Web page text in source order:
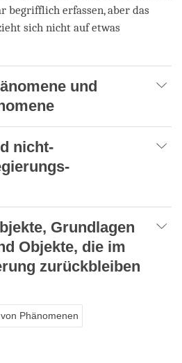
begrifflich erfassen, aber das
sich nicht auf etwas
und
nicht-
Grundlagen
Objekte, die im
zurückbleiben
Phänomenen